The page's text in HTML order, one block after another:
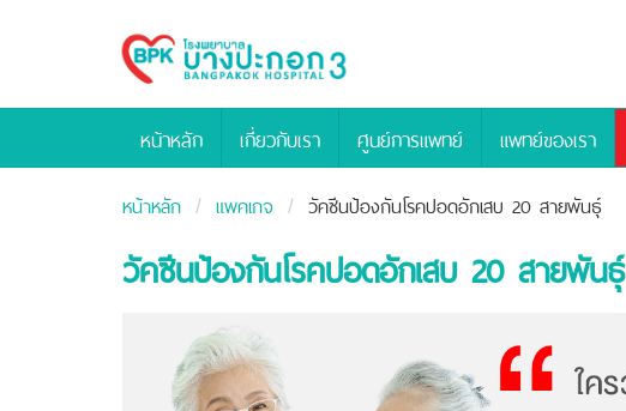
Bangpakok
Hospital
หน้าหลัก เกี่ยวกับเรา ศูนย์การแพทย์ แพทย์ของเรา
หน้าหลัก แพคเกจ วัคซีนป้องกันโรคปอดอักเสบ 20 สายพันธุ์
วัคซีนป้องกันโรคปอดอักเสบ 20 สายพันธุ์